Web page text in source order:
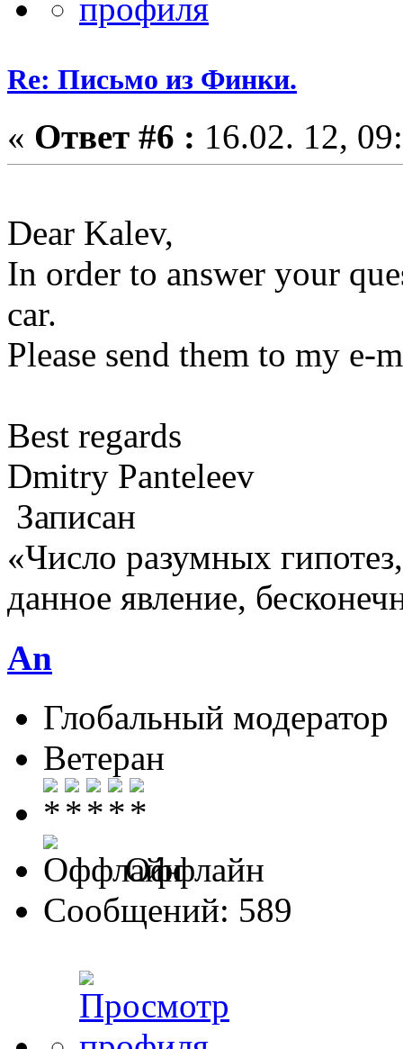
Re: Письмо из Финки.
« Ответ #6 : 16.02. 12,
Dear Kalev,
In order to answer your
car.
Please send them to my e-
Best regards
Dmitry Panteleev
Записан
«Число разумных
данное явление,
An
Глобальный модератор
Ветеран
Оффлайн
Сообщений: 589